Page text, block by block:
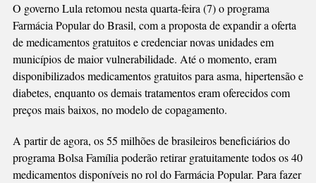
O governo Lula retomou nesta quarta-feira (7) o programa
Farmácia Popular do Brasil, com a proposta de expandir a oferta
de medicamentos gratuitos e credenciar novas unidades em
municípios de maior vulnerabilidade. Até o momento, eram
disponibilizados medicamentos gratuitos para asma, hipertensão e
diabetes, enquanto os demais tratamentos eram oferecidos com
preços mais baixos, no modelo de copagamento.
A partir de agora, os 55 milhões de brasileiros beneficiários do
programa Bolsa Família poderão retirar gratuitamente todos os 40
medicamentos disponíveis no rol do Farmácia Popular. Para fazer